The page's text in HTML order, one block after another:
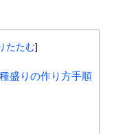
たたむ]
盛りの作り方手順